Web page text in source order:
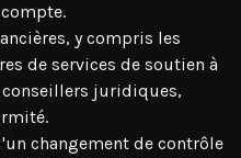
y compris les
de services de soutien à
juridiques,
changement de contrôle